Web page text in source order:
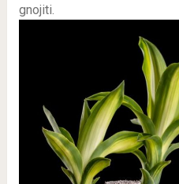
gnojiti.